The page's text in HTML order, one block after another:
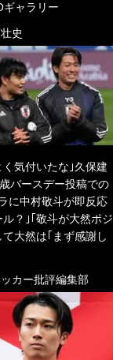
ギャラリー
史
く気付いたな｣久保建
バースデー投稿での
に中村敬斗が即反応
ル？｣｢敬斗が大然ポジ
て大然は｢まず感謝し
カー批評編集部